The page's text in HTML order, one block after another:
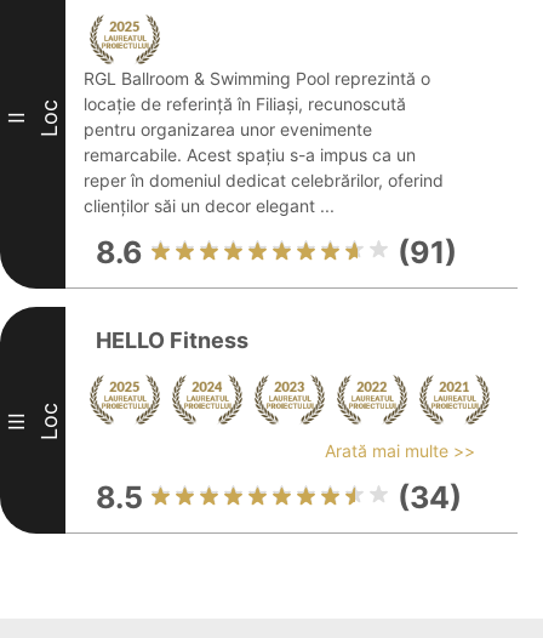
II Loc
RGL Ballroom & Swimming Pool reprezintă o
locație de referință în Filiași, recunoscută
pentru organizarea unor evenimente
remarcabile. Acest spațiu s-a impus ca un
reper în domeniul dedicat celebrărilor, oferind
clienților săi un decor elegant ...
8.6 (91)
III Loc
HELLO Fitness
Arată mai multe >>
8.5 (34)